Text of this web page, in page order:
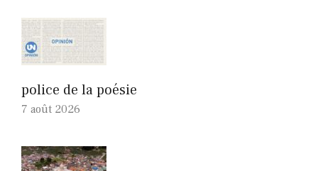
police de la poésie
7 août 2026